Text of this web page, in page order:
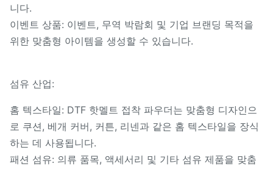
니다.
이벤트 상품: 이벤트, 무역 박람회 및 기업 브랜딩 목적을
위한 맞춤형 아이템을 생성할 수 있습니다.
섬유 산업:
홈 텍스타일: DTF 핫멜트 접착 파우더는 맞춤형 디자인으
로 쿠션, 베개 커버, 커튼, 리넨과 같은 홈 텍스타일을 장식
하는 데 사용됩니다.
패션 섬유: 의류 품목, 액세서리 및 기타 섬유 제품을 맞춤